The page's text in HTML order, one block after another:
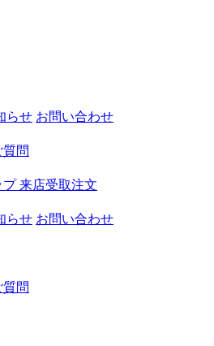
らせ お問い合わせ
問
プ来店受取注文
らせ お問い合わせ
問